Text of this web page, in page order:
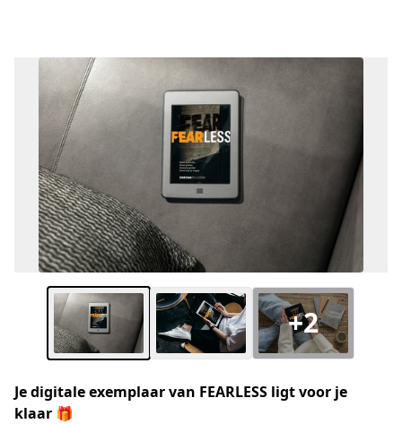
+2
Je digitale exemplaar van FEARLESS ligt voor je
klaar 🎁